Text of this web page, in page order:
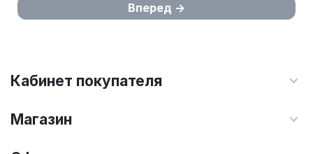
Вперед
Кабинет покупателя
Магазин